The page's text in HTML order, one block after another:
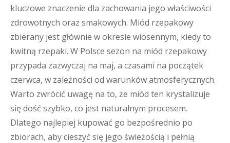
kluczowe znaczenie dla zachowania jego właściwości
zdrowotnych oraz smakowych. Miód rzepakowy
zbierany jest głównie w okresie wiosennym, kiedy to
kwitną rzepaki. W Polsce sezon na miód rzepakowy
przypada zazwyczaj na maj, a czasami na początek
czerwca, w zależności od warunków atmosferycznych.
Warto zwrócić uwagę na to, że miód ten krystalizuje
się dość szybko, co jest naturalnym procesem.
Dlatego najlepiej kupować go bezpośrednio po
zbiorach, aby cieszyć się jego świeżością i pełnią